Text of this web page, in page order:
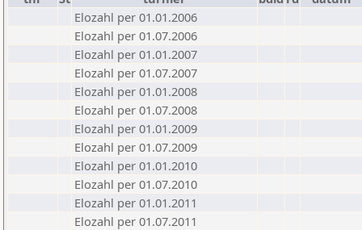
Elozahl per 01.01.2006
Elozahl per 01.07.2006
Elozahl per 01.01.2007
Elozahl per 01.07.2007
Elozahl per 01.01.2008
Elozahl per 01.07.2008
Elozahl per 01.01.2009
Elozahl per 01.07.2009
Elozahl per 01.01.2010
Elozahl per 01.07.2010
Elozahl per 01.01.2011
Elozahl per 01.07.2011